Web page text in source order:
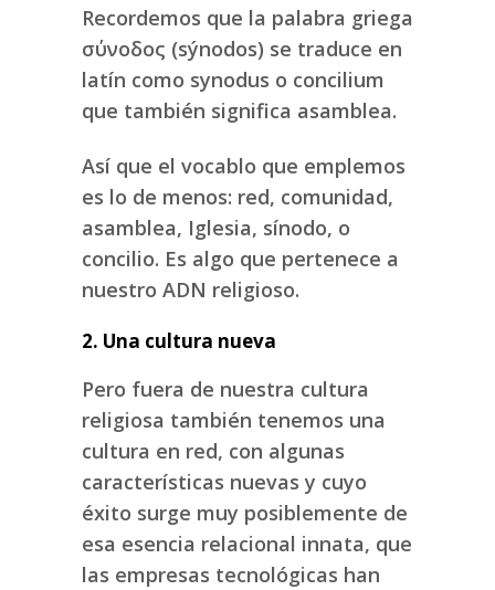
Recordemos que la palabra griega
σύνoδος (sýnodos) se traduce en
latín como synodus o concilium
que también significa asamblea.
Así que el vocablo que emplemos
es lo de menos: red, comunidad,
asamblea, Iglesia, sínodo, o
concilio. Es algo que pertenece a
nuestro ADN religioso.
2. Una cultura nueva
Pero fuera de nuestra cultura
religiosa también tenemos una
cultura en red, con algunas
características nuevas y cuyo
éxito surge muy posiblemente de
esa esencia relacional innata, que
las empresas tecnológicas han